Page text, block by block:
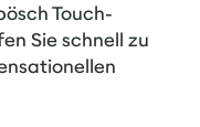
Touch-
Sie schnell zu